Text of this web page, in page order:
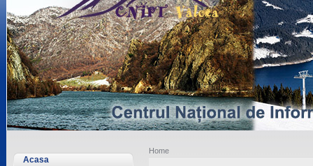
Home
Acasa